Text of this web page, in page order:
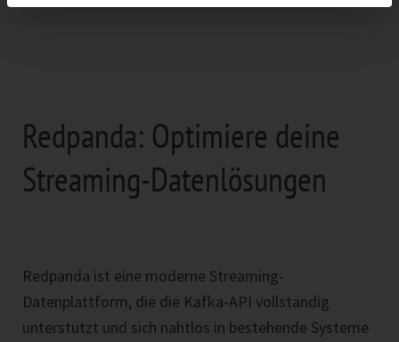
Redpanda: Optimiere deine
Streaming-Datenlösungen
Redpanda ist eine moderne Streaming-
Datenplattform, die die Kafka-API vollständig
unterstützt und sich nahtlos in bestehende Systeme